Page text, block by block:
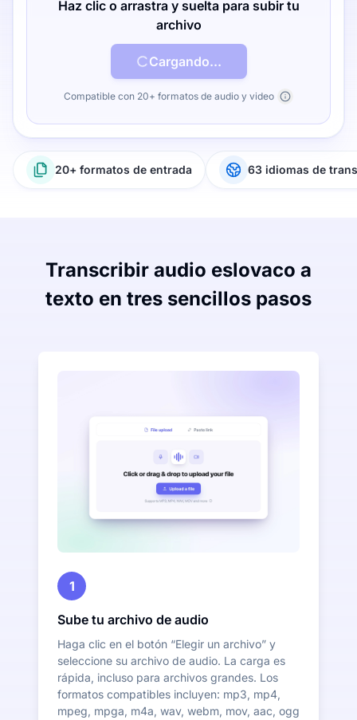
Haz clic o arrastra y suelta para subir tu
archivo
Cargando...
Compatible con 20+ formatos de audio y video
20+ formatos de entrada 63 idiomas de
Transcribir audio eslovaco a
texto en tres sencillos pasos
1
Sube tu archivo de audio
Haga clic en el botón “Elegir un archivo” y
seleccione su archivo de audio. La carga es
rápida, incluso para archivos grandes. Los
formatos compatibles incluyen: mp3, mp4,
mpeg, mpga, m4a, wav, webm, mov, aac, ogg